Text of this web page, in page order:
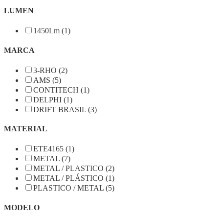
LUMEN
1450Lm (1)
MARCA
3-RHO (2)
AMS (5)
CONTITECH (1)
DELPHI (1)
DRIFT BRASIL (3)
MATERIAL
ETE4165 (1)
METAL (7)
METAL / PLASTICO (2)
METAL / PLÁSTICO (1)
PLASTICO / METAL (5)
MODELO